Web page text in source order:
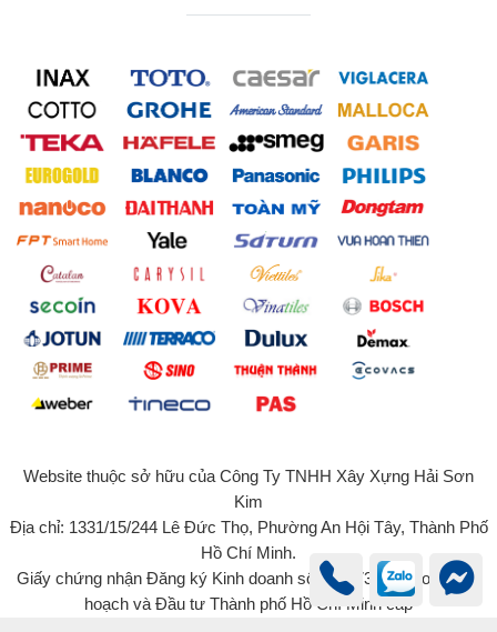
Website thuộc sở hữu của Công Ty TNHH Xây Xựng Hải Sơn
Kim
Địa chỉ: 1331/15/244 Lê Đức Thọ, Phường An Hội Tây, Thành Phố
Hồ Chí Minh.
Giấy chứng nhận Đăng ký Kinh doanh số 0315734131 do Sở Kế
hoạch và Đầu tư Thành phố Hồ Chí Minh cấp